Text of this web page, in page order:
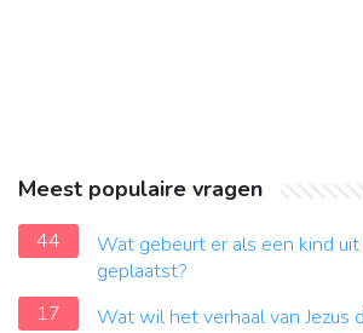
Meest populaire vragen
44
Wat gebeurt er als een kind
geplaatst?
17
Wat wil het verhaal van Jezus